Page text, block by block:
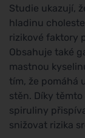
Studie ukazují,
hladinu
rizikové faktory
Obsahuje také
mastnou
tím, že pomáhá
stěn. Díky
spiruliny
snižovat rizika